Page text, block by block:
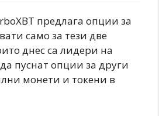
предлага опции за
само за тези две
днес са лидери на
пуснат опции за други
монети и токени в